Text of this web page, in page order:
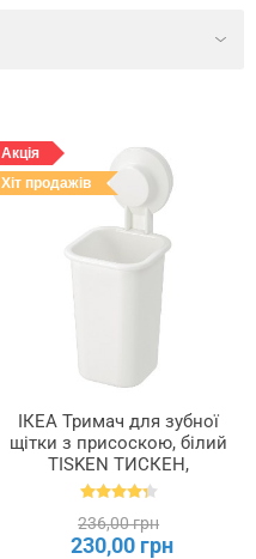
Акція
Хіт продажів
ІКЕА Тримач для зубної
щітки з присоскою, білий
TISKEN ТИСКЕН,
803.812.94
236,00 грн
230,00 грн